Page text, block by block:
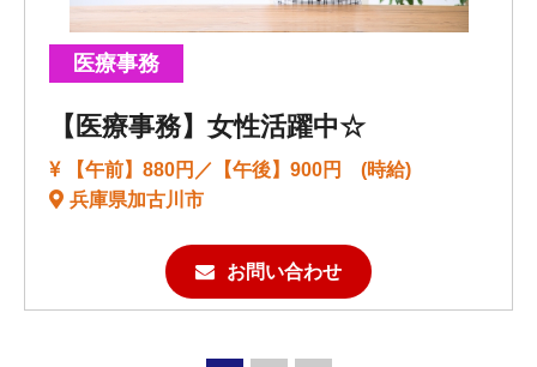
医療事務
【医療事務】女性活躍中☆
【午前】880円／【午後】900円 (時給)
兵庫県加古川市
お問い合わせ